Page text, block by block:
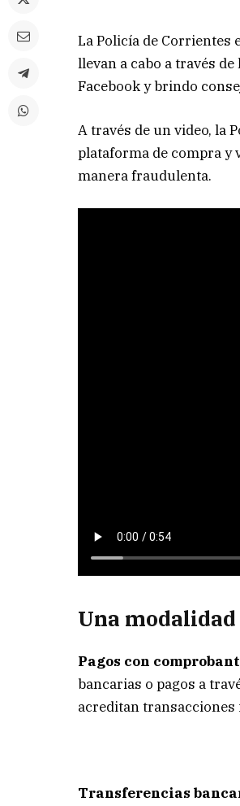
La Policía de Corrientes
llevan a cabo a través
Facebook y brindo
A través de un video, la
plataforma de compra y
manera fraudulenta.
Una
Pagos con
bancarias o pagos a
acreditan transacciones
Transferencias